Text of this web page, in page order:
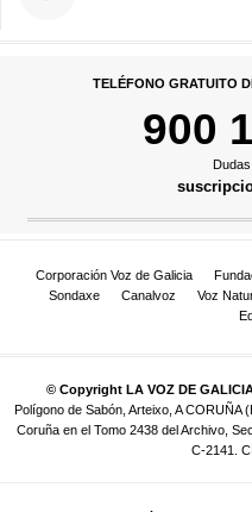
TELÉFONO GRATUITO
900
Corporación Voz de Galicia
Sondaxe
Canalvoz Voz
© Copyright LA VOZ DE
Polígono de Sabón, Arteixo, A CORUÑA
Coruña en el Tomo 2438 del Archivo,
C-2141.